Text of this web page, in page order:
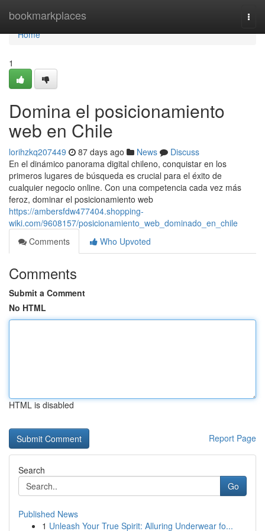
bookmarkplaces
Home
Home
1
Domina el posicionamiento
web en Chile
lorihzkq207449 87 days ago News
Discuss
En el dinámico panorama digital chileno, conquistar en los
primeros lugares de búsqueda es crucial para el éxito de
cualquier negocio online. Con una competencia cada vez más
feroz, dominar el posicionamiento web
https://ambersfdw477404.shopping-
wiki.com/9608157/posicionamiento_web_dominado_en_chile
Comments
Who Upvoted
Comments
Submit a Comment
No HTML
HTML is disabled
Report Page
Search
Go
Published News
1 Unleash Your True Spirit: Alluring Underwear fo...